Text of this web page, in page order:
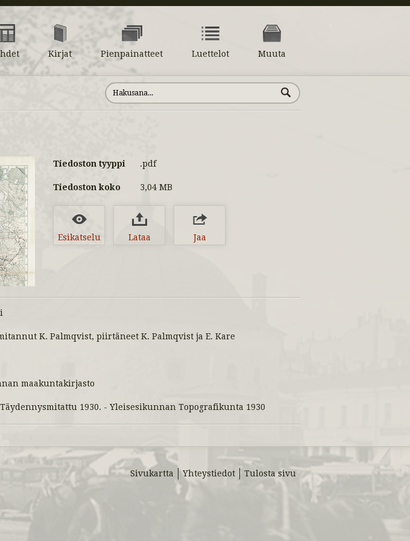
Kirjat Pienpainatteet Luettelot Muuta
Tiedoston tyyppi .pdf
Tiedoston koko 3,04 MB
Esikatselu Lataa Jaa
K. Palmqvist, piirtäneet K. Palmqvist ja E. Kare
maakuntakirjasto
Täydennysmitattu 1930. - Yleisesikunnan Topografikunta 1930
Sivukartta Yhteystiedot Tulosta sivu